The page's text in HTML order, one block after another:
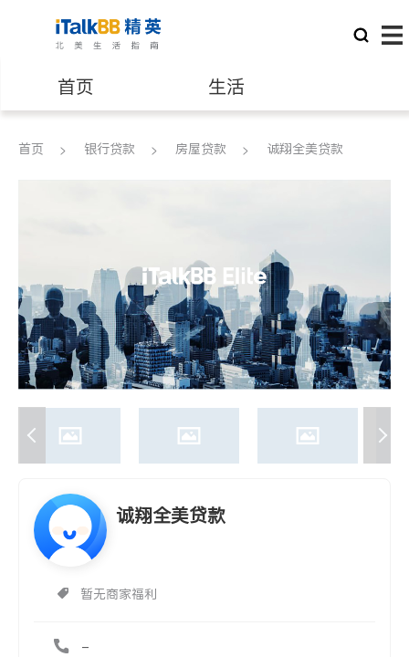
首页 生活
医生 律师
养老 非盈利组织
首页 银行贷款 房屋贷款 诚翔全美贷款
诚翔全美贷款
暂无商家福利
-